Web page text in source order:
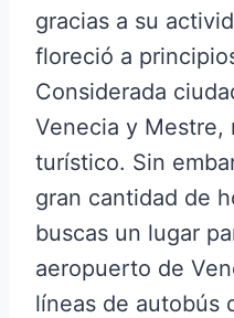
gracias a su
floreció a
Considerada
Venecia y Mestre,
turístico. Sin
gran cantidad de
buscas un lugar
aeropuerto de
líneas de autobús